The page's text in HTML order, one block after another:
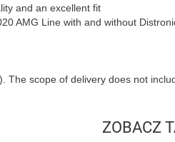
and an excellent fit
AMG Line with and without
The scope of delivery does not
ZOBACZ